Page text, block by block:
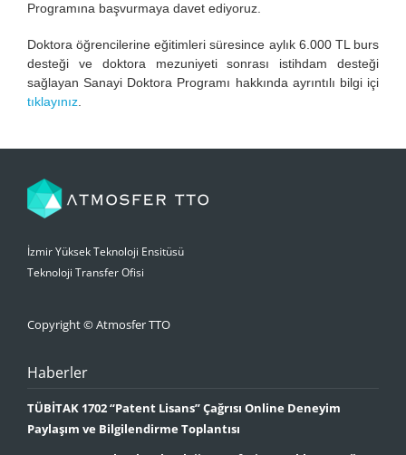
Programına başvurmaya davet ediyoruz.
Doktora öğrencilerine eğitimleri süresince aylık 6.000 TL burs
desteği ve doktora mezuniyeti sonrası istihdam desteği
sağlayan Sanayi Doktora Programı hakkında ayrıntılı bilgi içi
tıklayınız.
İzmir Yüksek Teknoloji Ensitüsü
Teknoloji Transfer Ofisi
Copyright © Atmosfer TTO
Haberler
TÜBİTAK 1702 “Patent Lisans” Çağrısı Online Deneyim
Paylaşım ve Bilgilendirme Toplantısı